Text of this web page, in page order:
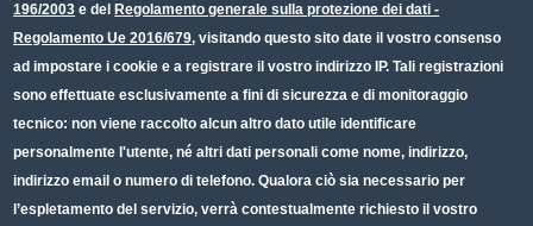
Small prints
Useful links section
Redazione web
Privacy
Note legali
Dichiarazione Accessibilità
196/2003 e del Regolamento generale sulla protezione dei dati -
Regolamento Ue 2016/679, visitando questo sito date il vostro consenso
ad impostare i cookie e a registrare il vostro indirizzo IP. Tali registrazioni
sono effettuate esclusivamente a fini di sicurezza e di monitoraggio
tecnico: non viene raccolto alcun altro dato utile identificare
personalmente l'utente, né altri dati personali come nome, indirizzo,
indirizzo email o numero di telefono. Qualora ciò sia necessario per
l’espletamento del servizio, verrà contestualmente richiesto il vostro